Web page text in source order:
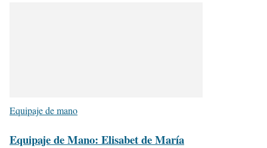
Equipaje de mano
Equipaje de Mano: Elisabet de María